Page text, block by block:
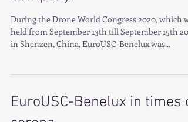
Company!
During the Drone World Congress 2020, which